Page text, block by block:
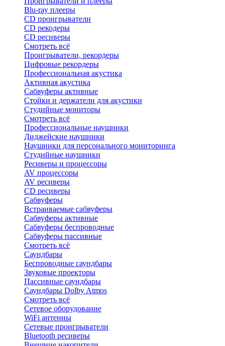
Blu-ray плееры
CD проигрыватели
CD рекодеры
CD ресиверы
Смотреть всё
Проигрыватели, рекордеры
Цифровые рекордеры
Профессиональная акустика
Активная акустика
Сабвуферы активные
Стойки и держатели для акустики
Студийные мониторы
Смотреть всё
Профессиональные наушники
Диджейские наушники
Наушники для персонального мониторинга
Студийные наушники
Ресиверы и процессоры
AV процессоры
AV ресиверы
CD ресиверы
Сабвуферы
Встраиваемые сабвуферы
Сабвуферы активные
Сабвуферы беспроводные
Сабвуферы пассивные
Смотреть всё
Саундбары
Беспроводные саундбары
Звуковые проекторы
Пассивные саундбары
Саундбары Dolby Atmos
Смотреть всё
Сетевое оборудование
WiFi антенны
Сетевые проигрыватели
Bluetooth ресиверы